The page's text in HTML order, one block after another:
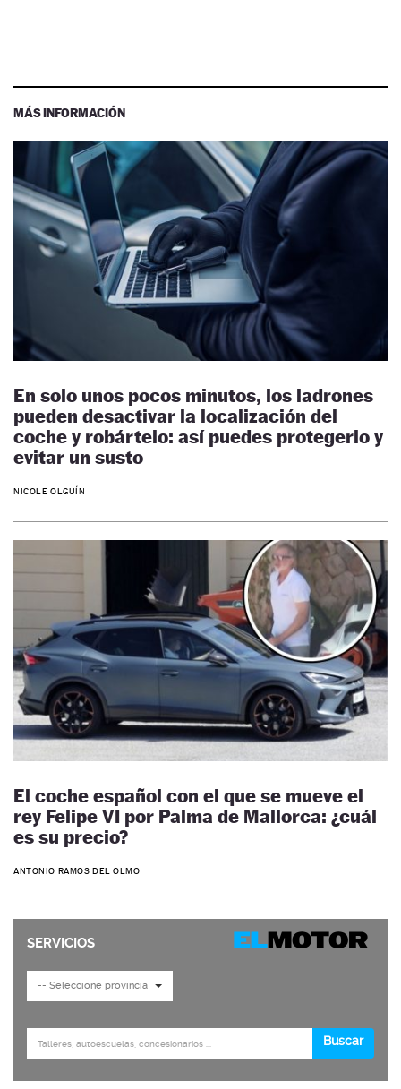
MÁS INFORMACIÓN
En solo unos pocos minutos, los ladrones
pueden desactivar la localización del
coche y robártelo: así puedes protegerlo y
evitar un susto
NICOLE OLGUÍN
El coche español con el que se mueve el
rey Felipe VI por Palma de Mallorca: ¿cuál
es su precio?
ANTONIO RAMOS DEL OLMO